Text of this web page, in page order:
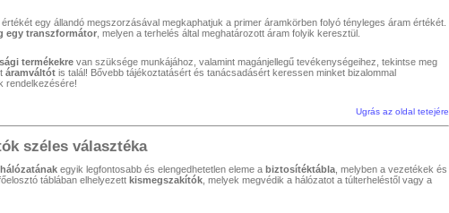
egy állandó megszorzásával megkaphatjuk a primer áramkörben folyó tényleges áram értékét.
egy transzformátor , melyen a terhelés által meghatározott áram folyik keresztül.
termékekre van szüksége munkájához, valamint magánjellegű tevékenységeihez, tekintse meg
áramváltót is talál! Bővebb tájékoztatásért és tanácsadásért keressen minket bizalommal
rendelkezésére!
Ugrás az oldal tetejére
széles választéka
egyik legfontosabb és elengedhetetlen eleme a biztosítéktábla , melyben a vezetékek és
táblában elhelyezett kismegszakítók , melyek megvédik a hálózatot a túlterheléstől vagy a